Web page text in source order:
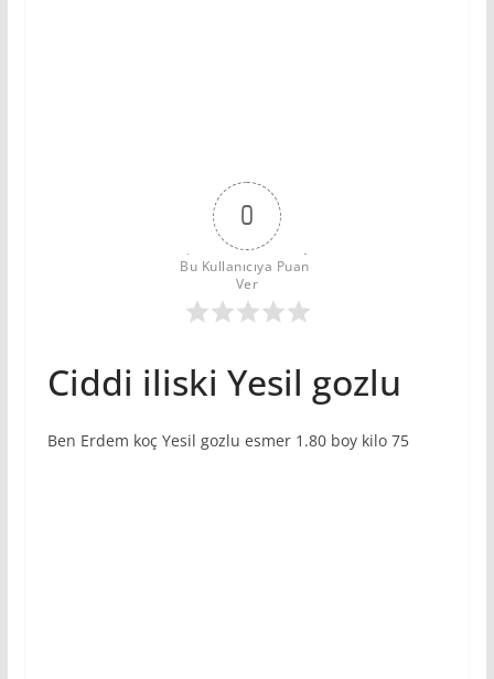
0
Bu Kullanıcıya Puan
Ver
Ciddi iliski Yesil gozlu
Ben Erdem koç Yesil gozlu esmer 1.80 boy kilo 75